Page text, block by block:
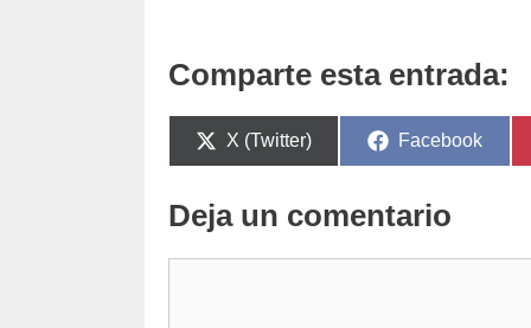
Comparte esta entrada:
Compartir
X (Twitter)
Compartir
Facebook
Deja un comentario